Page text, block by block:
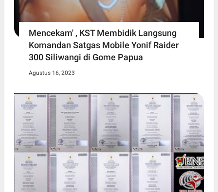
Mencekam' , KST Membidik Langsung
Komandan Satgas Mobile Yonif Raider
300 Siliwangi di Gome Papua
Agustus 16, 2023